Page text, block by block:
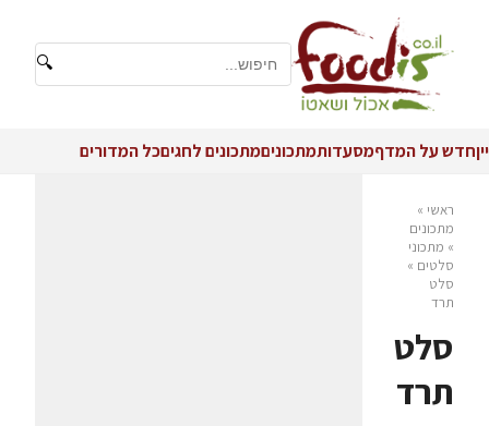
🔍
ייןחדש על המדףמסעדותמתכוניםמתכונים לחגיםכל המדורים
ראשי »
מתכונים
» מתכוני
סלטים »
סלט
תרד
סלט
תרד